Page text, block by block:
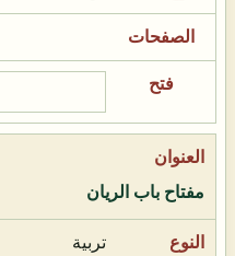
مفتاح باب الريان
تربية